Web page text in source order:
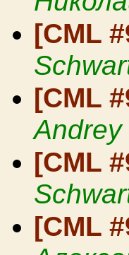
[CML
[CML
[CML
[CML